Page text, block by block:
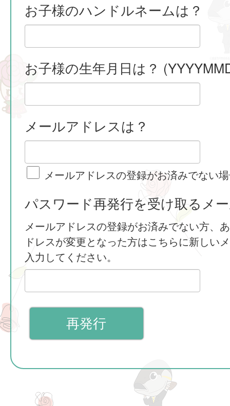
お子様のハンドルネームは？
お子様の生年月日は？
メールアドレスは？
メールアドレスの登録がお済みでない
パスワード再発行を受け取るメ
メールアドレスの登録がお済みでない方、
ドレスが変更となった方はこちらに新しい
入力してください。